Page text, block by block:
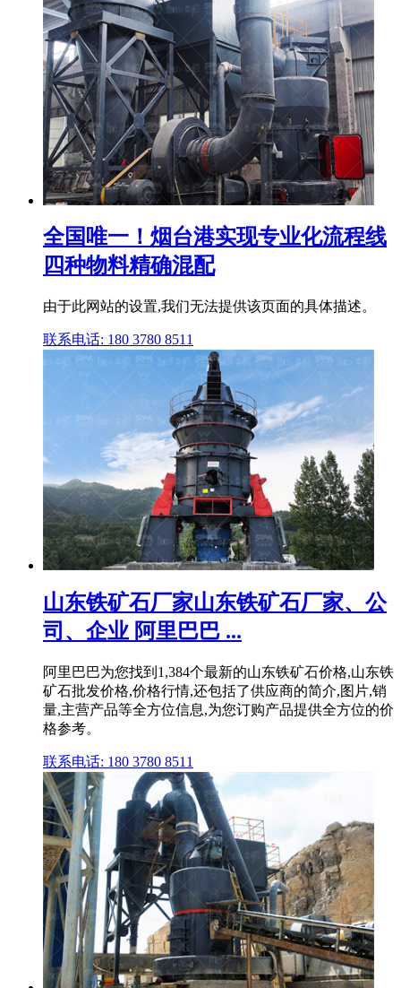
全国唯一！烟台港实现专业化流程线
四种物料精确混配
由于此网站的设置,我们无法提供该页面的具体描述。
联系电话: 180 3780 8511
山东铁矿石厂家山东铁矿石厂家、公
司、企业 阿里巴巴 ...
阿里巴巴为您找到1,384个最新的山东铁矿石价格,山东铁
矿石批发价格,价格行情,还包括了供应商的简介,图片,销
量,主营产品等全方位信息,为您订购产品提供全方位的价
格参考。
联系电话: 180 3780 8511